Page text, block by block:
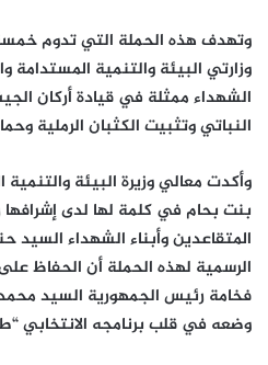
وتهدف هذه الحملة التي تدوم
وزارتي البيئة والتنمية المستدامة
الشهداء ممثلة في قيادة أركان
النباتي وتثبيت الكثبان الرملية
وأكدت معالي وزيرة البيئة
بنت بحام في كلمة لها لدى
المتقاعدين وأبناء الشهداء السيد
الرسمية لهذه الحملة أن الحفاظ
فخامة رئيس الجمهورية السيد
وضعه في قلب برنامجه الانتخابي